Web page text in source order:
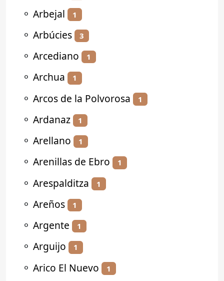
⚬ Arbejal 1
⚬ Arbúcies 3
⚬ Arcediano 1
⚬ Archua 1
⚬ Arcos de la Polvorosa 1
⚬ Ardanaz 1
⚬ Arellano 1
⚬ Arenillas de Ebro 1
⚬ Arespalditza 1
⚬ Areños 1
⚬ Argente 1
⚬ Arguijo 1
⚬ Arico El Nuevo 1